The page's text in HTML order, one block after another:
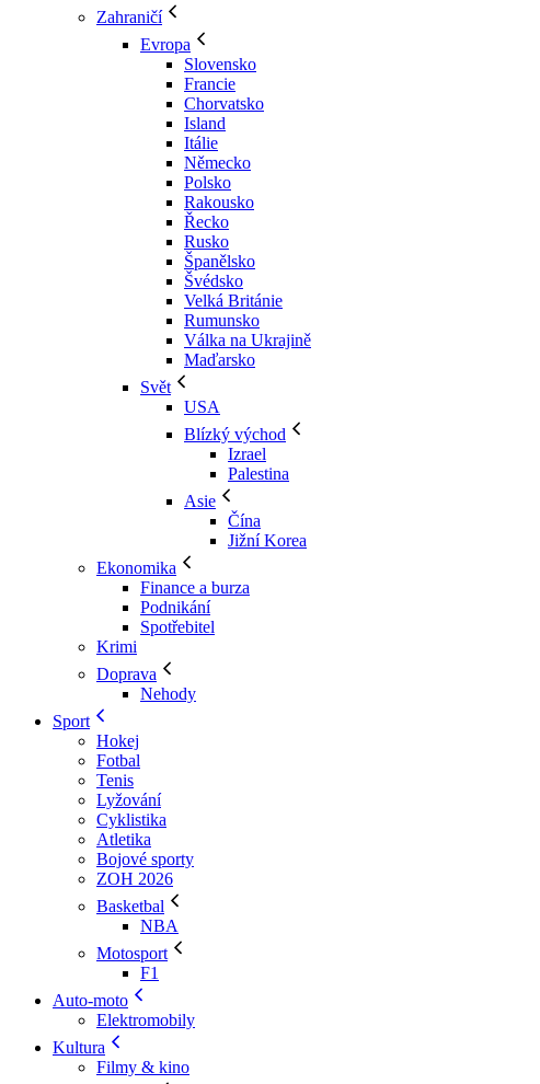
Zahraničí
Evropa
Slovensko
Francie
Chorvatsko
Island
Itálie
Německo
Polsko
Rakousko
Řecko
Rusko
Španělsko
Švédsko
Velká Británie
Rumunsko
Válka na Ukrajině
Maďarsko
Svět
USA
Blízký východ
Izrael
Palestina
Asie
Čína
Jižní Korea
Ekonomika
Finance a burza
Podnikání
Spotřebitel
Krimi
Doprava
Nehody
Sport
Hokej
Fotbal
Tenis
Lyžování
Cyklistika
Atletika
Bojové sporty
ZOH 2026
Basketbal
NBA
Motosport
F1
Auto-moto
Elektromobily
Kultura
Filmy & kino